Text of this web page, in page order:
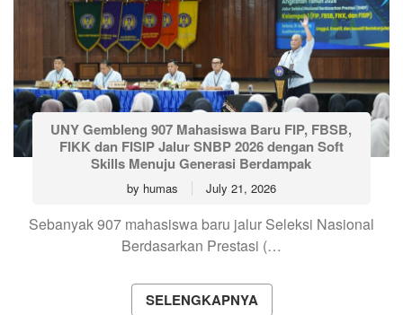
UNY Gembleng 907 Mahasiswa Baru FIP, FBSB,
FIKK dan FISIP Jalur SNBP 2026 dengan Soft
Skills Menuju Generasi Berdampak
by humas July 21, 2026
Sebanyak 907 mahasiswa baru jalur Seleksi Nasional
Berdasarkan Prestasi (…
SELENGKAPNYA